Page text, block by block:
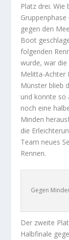
Platz drei.
gegen den
Boot
folgenden
wurde, war
Melitta-Achter
Münster blieb
und konnte so
noch eine
Minden
die
Team neues
Rennen.
Gegen
Der zweite
Halbfinale